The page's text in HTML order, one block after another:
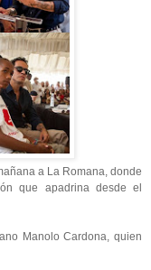
a La Romana, donde
que apadrina desde el
Manolo Cardona, quien